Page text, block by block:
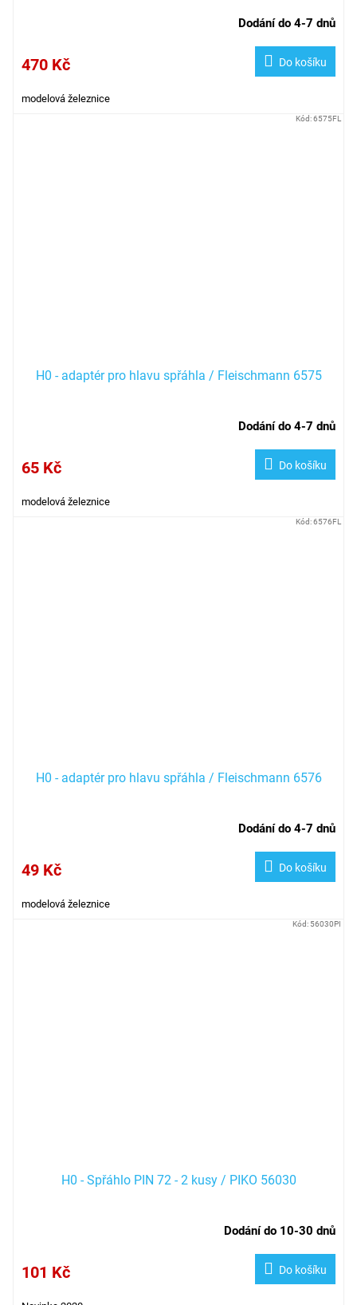
Dodání do 4-7 dnů
470 Kč Do košíku
modelová železnice
H0 - adaptér pro hlavu spřáhla / Fleischmann 6575
Dodání do 4-7 dnů
65 Kč Do košíku
modelová železnice
Kód:6575FL
H0 - adaptér pro hlavu spřáhla / Fleischmann 6576
Dodání do 4-7 dnů
49 Kč Do košíku
modelová železnice
Kód:6576FL
H0 - Spřáhlo PIN 72 - 2 kusy / PIKO 56030
Dodání do 10-30 dnů
101 Kč Do košíku
Kód: 56030PI